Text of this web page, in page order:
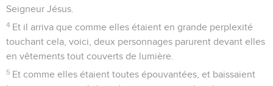
Seigneur Jésus.
4 Et il arriva que comme elles étaient en grande perplexité
touchant cela, voici, deux personnages parurent devant elles
en vêtements tout couverts de lumière.
5 Et comme elles étaient toutes épouvantées, et baissaient